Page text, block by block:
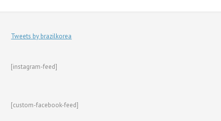
Tweets by brazilkorea
[instagram-feed]
[custom-facebook-feed]